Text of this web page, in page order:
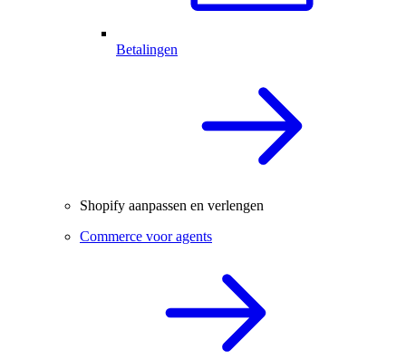
Betalingen
Shopify aanpassen en verlengen
Commerce voor agents